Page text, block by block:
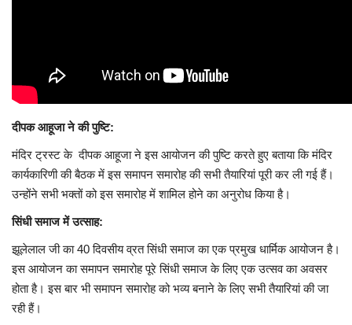
दीपक आहूजा ने की पुष्टि:
मंदिर ट्रस्ट के दीपक आहूजा ने इस आयोजन की पुष्टि करते हुए बताया कि मंदिर
कार्यकारिणी की बैठक में इस समापन समारोह की सभी तैयारियां पूरी कर ली गई हैं।
उन्होंने सभी भक्तों को इस समारोह में शामिल होने का अनुरोध किया है।
सिंधी समाज में उत्साह:
झूलेलाल जी का 40 दिवसीय व्रत सिंधी समाज का एक प्रमुख धार्मिक आयोजन है।
इस आयोजन का समापन समारोह पूरे सिंधी समाज के लिए एक उत्सव का अवसर
होता है। इस बार भी समापन समारोह को भव्य बनाने के लिए सभी तैयारियां की जा
रही हैं।